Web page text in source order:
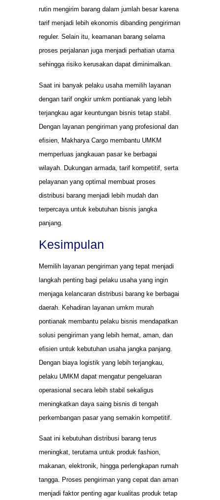
rutin mengirim barang dalam jumlah besar karena
tarif menjadi lebih ekonomis dibanding pengiriman
reguler. Selain itu, keamanan barang selama
proses perjalanan juga menjadi perhatian utama
sehingga risiko kerusakan dapat diminimalkan.
Saat ini banyak pelaku usaha memilih layanan
dengan tarif ongkir umkm pontianak yang lebih
terjangkau agar keuntungan bisnis tetap stabil.
Dengan layanan pengiriman yang profesional dan
efisien, Makharya Cargo membantu UMKM
memperluas jangkauan pasar ke berbagai
wilayah. Dukungan armada, tarif kompetitif, serta
pelayanan yang optimal membuat proses
distribusi barang menjadi lebih mudah dan
terpercaya untuk kebutuhan bisnis jangka
panjang.
Kesimpulan
Memilih layanan pengiriman yang tepat menjadi
langkah penting bagi pelaku usaha yang ingin
menjaga kelancaran distribusi barang ke berbagai
daerah. Kehadiran layanan umkm murah
pontianak membantu pelaku bisnis mendapatkan
solusi pengiriman yang lebih hemat, aman, dan
efisien untuk kebutuhan usaha jangka panjang.
Dengan biaya logistik yang lebih terjangkau,
pelaku UMKM dapat mengatur pengeluaran
operasional secara lebih stabil sekaligus
meningkatkan daya saing bisnis di tengah
perkembangan pasar yang semakin kompetitif.
Saat ini kebutuhan distribusi barang terus
meningkat, terutama untuk produk fashion,
makanan, elektronik, hingga perlengkapan rumah
tangga. Proses pengiriman yang cepat dan aman
menjadi faktor penting agar kualitas produk tetap